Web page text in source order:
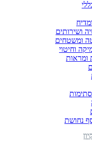
ושירותים
ומשטחים
וחיטוי
ומראות
נחושת